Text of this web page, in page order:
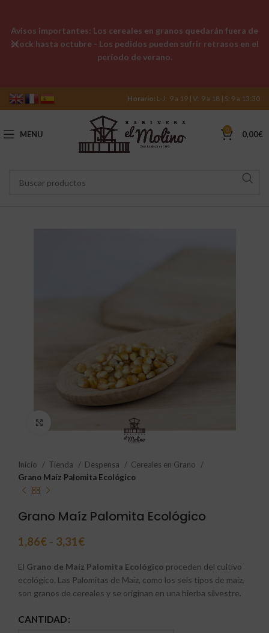
Horario: L-J: 9 a 19 | V: 9 a 18 | S: 9 a 13:30
MENU 0 0,00€
Inicio Tienda Despensa
Cereales en Grano
Grano Maíz Palomita Ecológico
Grano Maíz Palomita Ecológico
1,86€ - 3,31€
El Grano de Maíz Palomita Ecológico proceden del cultivo
ecológico. Las Palomitas de Maíz, como los seis tipos de maíz,
son granos de cereales y se originan en una hierba silvestre.
CANTIDAD
Avisos importantes: Los cereales en granos quedarán fuera de
stock hasta octubre - Los pedidos pueden sufrir retrasos en el
período de verano.